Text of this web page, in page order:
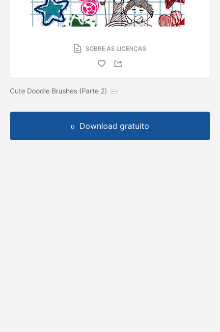
SOBRE AS LICENÇAS
Cute Doodle Brushes (Parte 2)
Download gratuito